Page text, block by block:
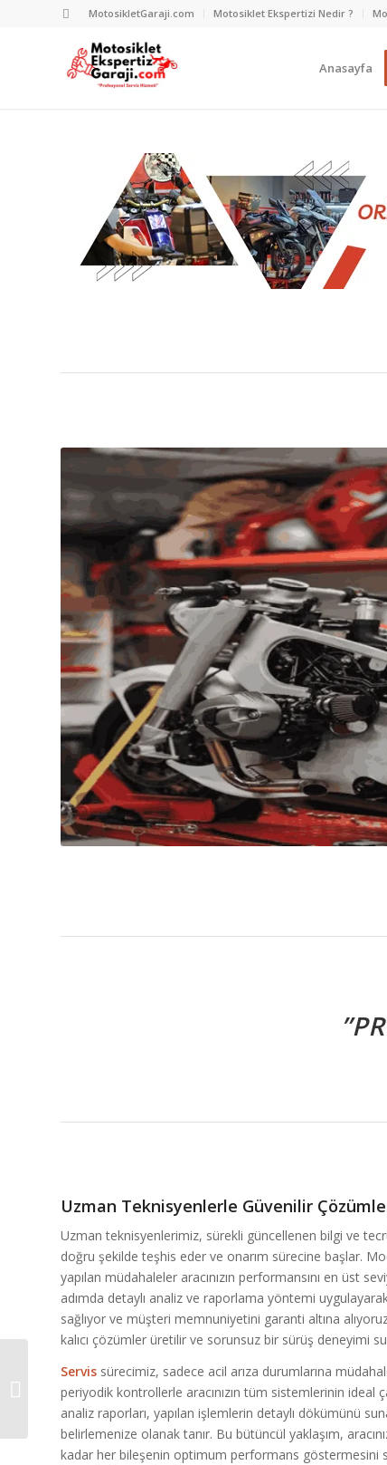
MotosikletGaraji.com Motosiklet Ekspertizi Nedir ?
Anasayfa
Uzman Teknisyenlerle Güvenilir
Uzman teknisyenlerimiz, sürekli güncellenen bilgi ve
doğru şekilde teşhis eder ve onarım sürecine başlar.
yapılan müdahaleler aracınızın performansını en üst
adımda detaylı analiz ve raporlama yöntemi
sağlıyor ve müşteri memnuniyetini garanti altına
kalıcı çözümler üretilir ve sorunsuz bir sürüş deneyimi
Servis sürecimiz, sadece acil arıza durumlarına
periyodik kontrollerle aracınızın tüm sistemlerinin ideal
analiz raporları, yapılan işlemlerin detaylı dökümünü
belirlemenize olanak tanır. Bu bütüncül yaklaşım,
kadar her bileşenin optimum performans göstermesini
Hızlı & Ekonomik
Motosiklet Tamir
Servisi